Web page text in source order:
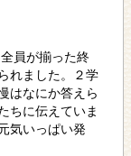
員が揃った終
れました。２学
はなにか答えら
ちに伝えていま
気いっぱい発